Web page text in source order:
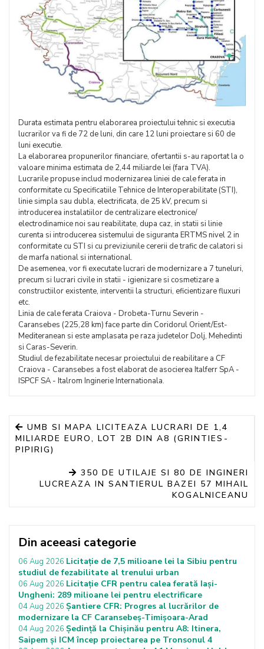
Durata estimata pentru elaborarea proiectului tehnic si executia
lucrarilor va fi de 72 de luni, din care 12 luni proiectare si 60 de
luni executie.
La elaborarea propunerilor financiare, ofertantii s-au raportat la o
valoare minima estimata de 2,44 miliarde lei (fara TVA).
Lucrarile propuse includ modernizarea liniei de cale ferata in
conformitate cu Specificatiile Tehnice de Interoperabilitate (STI),
linie simpla sau dubla, electrificata, de 25 kV, precum si
introducerea instalatiilor de centralizare electronice/
electrodinamice noi sau reabilitate, dupa caz, in statii si linie
curenta si introducerea sistemului de siguranta ERTMS nivel 2 in
conformitate cu STI si cu previziunile cererii de trafic de calatori si
de marfa national si international.
De asemenea, vor fi executate lucrari de modernizare a 7 tuneluri,
precum si lucrari civile in statii - igienizare si cosmetizare a
constructiilor existente, interventii la structuri, eficientizare fluxuri
etc.
Linia de cale ferata Craiova - Drobeta-Turnu Severin -
Caransebes (225,28 km) face parte din Coridorul Orient/Est-
Mediteranean si este amplasata pe raza judetelor Dolj, Mehedinti
si Caras-Severin.
Studiul de fezabilitate necesar proiectului de reabilitare a CF
Craiova - Caransebes a fost elaborat de asocierea Italferr SpA -
ISPCF SA - Italrom Inginerie Internationala.
UMB SI MAPA LICITEAZA LUCRARI DE 1,4
MILIARDE EURO, LOT 2B DIN A8 (GRINTIES-
PIPIRIG)
350 DE UTILAJE SI 80 DE INGINERI
LUCREAZA IN SANTIERUL BAZEI 57 MIHAIL
KOGALNICEANU
Din aceeasi categorie
06 Aug 2026 Licitație de 7,5 milioane lei la Sibiu pentru
studiul de fezabilitate al trenului urban
06 Aug 2026 Licitație CFR pentru calea ferată Iași-
Ungheni: 289 milioane lei pentru electrificare
04 Aug 2026 Șantiere CFR: Progres al lucrărilor de
modernizare la CF Caransebeș-Timișoara-Arad
04 Aug 2026 Ședință la Chișinău pentru A8: Itinera,
Saipem și ICM încep proiectarea pe Tronsonul 4